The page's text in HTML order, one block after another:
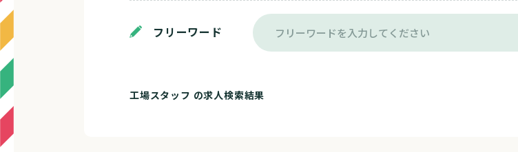
フリーワード
工場スタッフ の求人検索結果